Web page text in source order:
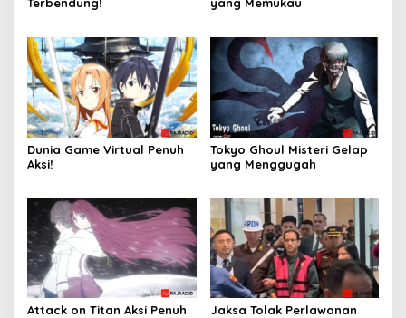
Dunia Game Virtual Penuh
Aksi!
Tokyo Ghoul Misteri Gelap
yang Menggugah
Attack on Titan Aksi Penuh
Jaksa Tolak Perlawanan